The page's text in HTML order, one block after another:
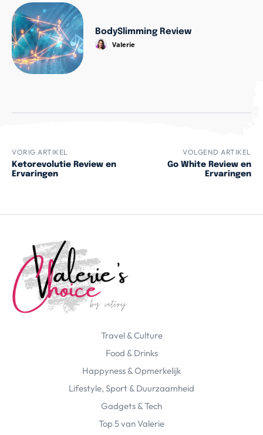
BodySlimming Review
Valerie
VORIG ARTIKEL
Ketorevolutie Review en
Ervaringen
VOLGEND ARTIKEL
Go White Review en
Ervaringen
Travel & Culture
Food & Drinks
Happyness & Opmerkelijk
Lifestyle, Sport & Duurzaamheid
Gadgets & Tech
Top 5 van Valerie